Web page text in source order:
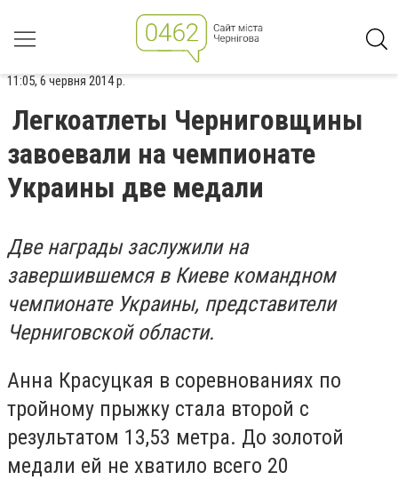
11:05, 6 червня 2014 р.
Легкоатлеты Черниговщины
завоевали на чемпионате
Украины две медали
Две награды заслужили на
завершившемся в Киеве командном
чемпионате Украины, представители
Черниговской области.
Анна Красуцкая в соревнованиях по
тройному прыжку стала второй с
результатом 13,53 метра. До золотой
медали ей не хватило всего 20